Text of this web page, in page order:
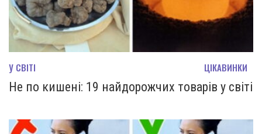
У СВІТІ ЦІКАВИНКИ
Не по кишені: 19 найдорожчих товарів у світі